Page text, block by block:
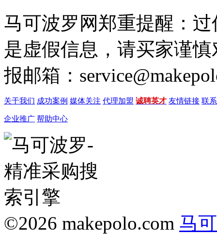
马可波罗网郑重提醒：
是虚假信息，请买家谨
报邮箱：
关于我们 成功案例 媒体关注 代理加盟 诚聘英才 友情链接 联
企业推广 帮助中心
©2026 makepolo.com 马